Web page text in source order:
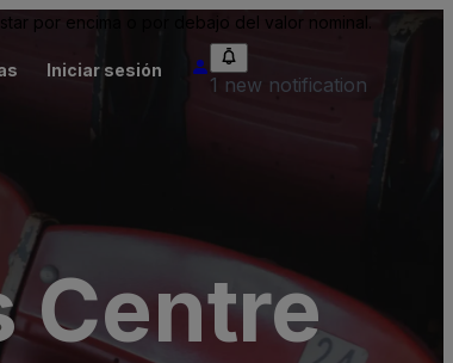
por encima o por debajo del valor nominal.
Iniciar sesión
1 new notification
Centre